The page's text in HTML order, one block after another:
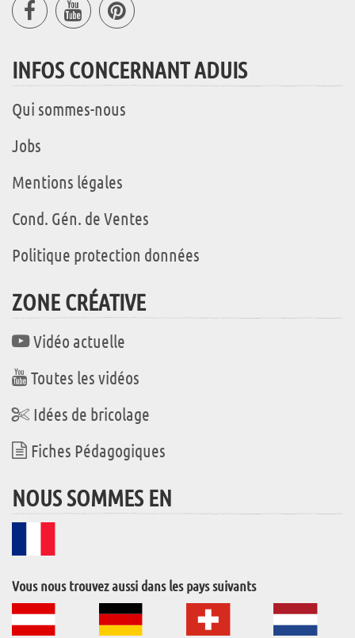
INFOS CONCERNANT ADUIS
Qui sommes-nous
Jobs
Mentions légales
Cond. Gén. de Ventes
Politique protection données
ZONE CRÉATIVE
Vidéo actuelle
Toutes les vidéos
Idées de bricolage
Fiches Pédagogiques
NOUS SOMMES EN
Vous nous trouvez aussi dans les pays suivants